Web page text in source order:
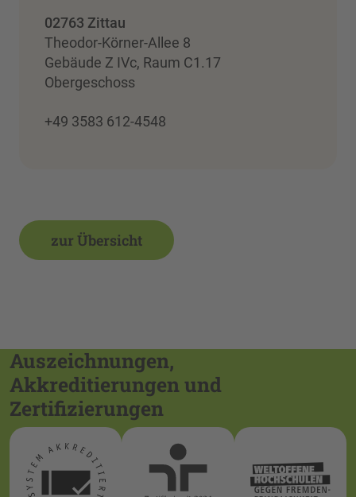
02763 Zittau
Theodor-Körner-Allee 8
Gebäude Z IVc, Raum C1.17
Obergeschoss
+49 3583 612-4548
zur Übersicht
Auszeichnungen,
Akkreditierungen und
Zertifizierungen